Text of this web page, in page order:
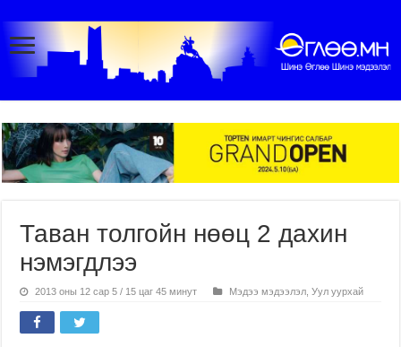
Таван толгойн нөөц 2 дахин
нэмэгдлээ
2013 оны 12 сар 5 / 15 цаг 45 минут Мэдээ мэдээлэл ,Уул уурхай